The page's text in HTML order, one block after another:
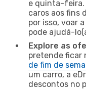
e quinta-feira.
caros aos fins
por isso, voar
pode ajudá-
Explore as
pretende ficar
de fim de
um carro, a
descontos no